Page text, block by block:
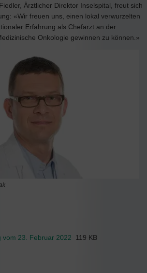
Ärztlicher Direktor Inselspital, freut sich
«Wir freuen uns, einen lokal verwurzelten
Erfahrung als Chefarzt an der
Onkologie gewinnen zu können.»
vom 23. Februar 2022 119 KB